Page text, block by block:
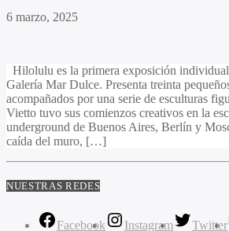
6 marzo, 2025
Hilolulu es la primera exposición
Galería Mar Dulce. Presenta treinta
acompañados por una serie de esculturas
Vietto tuvo sus comienzos creativos en la
underground de Buenos Aires, Berlín y
caída del muro, […]
NUESTRAS REDES
Facebook Instagram Twitter